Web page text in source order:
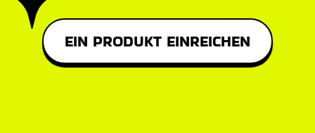
EIN PRODUKT EINREICHEN